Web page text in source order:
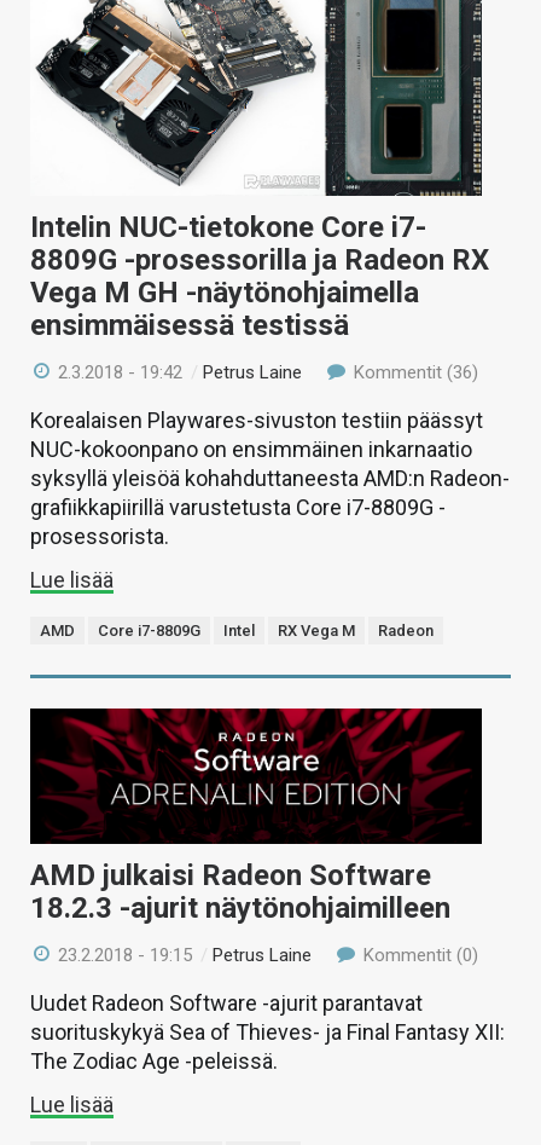
Intelin NUC-tietokone Core i7-
8809G -prosessorilla ja Radeon RX
Vega M GH -näytönohjaimella
ensimmäisessä testissä
2.3.2018 - 19:42 /Petrus Laine Kommentit (36)
Korealaisen Playwares-sivuston testiin päässyt
NUC-kokoonpano on ensimmäinen inkarnaatio
syksyllä yleisöä kohahduttaneesta AMD:n Radeon-
grafiikkapiirillä varustetusta Core i7-8809G -
prosessorista.
Lue lisää
AMD Core i7-8809G Intel RX Vega M Radeon
AMD julkaisi Radeon Software
18.2.3 -ajurit näytönohjaimilleen
23.2.2018 - 19:15 / Petrus Laine Kommentit (0)
Uudet Radeon Software -ajurit parantavat
suorituskykyä Sea of Thieves- ja Final Fantasy XII:
The Zodiac Age -peleissä.
Lue lisää